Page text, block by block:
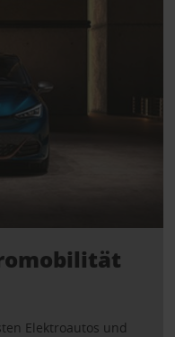
Elektroautos und